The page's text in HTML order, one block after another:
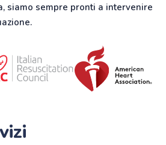
siamo sempre pronti a intervenire